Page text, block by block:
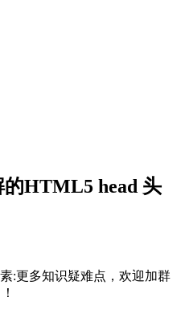
HTML5 head 头
:更多知识疑难点，欢迎加群